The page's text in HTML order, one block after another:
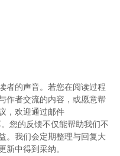
者的声音。若您在阅读过程
作者交流的内容，或愿意帮
，欢迎通过邮件
。您的反馈不仅能帮助我们不
。我们会定期整理与回复大
新中得到采纳。